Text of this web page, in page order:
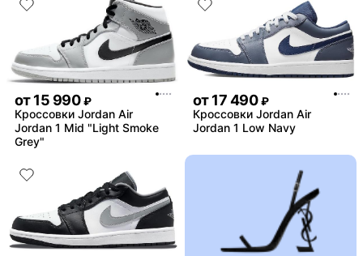
от15 990 ₽
Кроссовки Jordan Air
Jordan 1 Mid "Light Smoke
Grey"
от17 490 ₽
Кроссовки Jordan Air
Jordan 1 Low Navy